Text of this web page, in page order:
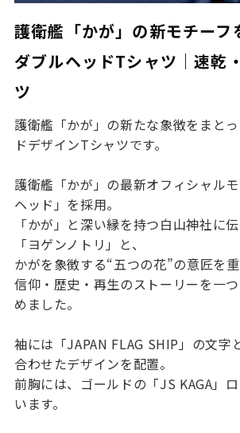
護衛艦「かが」の新モチーフ
ダブルヘッドTシャツ｜速乾
ツ
護衛艦「かが」の新たな象徴をまとっ
ドデザインTシャツです。
護衛艦「かが」の最新オフィシャル
ヘッド」を採用。
「かが」と深い縁を持つ白山神社に
「ヨゲンノトリ」と、
かがを象徴する“五つの花”の意匠を重
信仰・歴史・再生のストーリーを一
めました。
袖には「JAPAN FLAG SHIP」の文字
合わせたデザインを配置。
前胸には、ゴールドの「JS KAGA」
います。